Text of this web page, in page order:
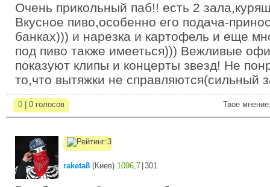
Очень прикольный паб!! есть 2
Вкусное пиво,особенно его подача-
банках))) и нарезка и картофель и еще
под пиво также имееться))) Вежливые
показуют клипы и концерты звезд! Не
то,что вытяжки не справляются(сильный
0 | 0 голосов Твое
raketa8 (Киев) 1096,7 301